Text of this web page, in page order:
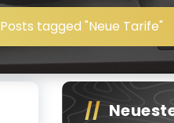
Posts tagged "Neue Tarife"